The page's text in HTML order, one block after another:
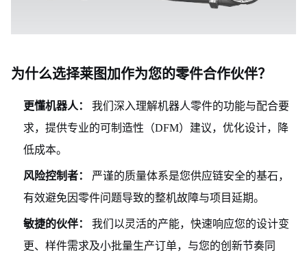
为什么选择莱图加作为您的零件合作伙伴？
更懂机器人：
我们深入理解机器人零件的功能与配合要
求，提供专业的可制造性（DFM）建议，优化设计，降
低成本。
风险控制者：
严谨的质量体系是您供应链安全的基石，
有效避免因零件问题导致的整机故障与项目延期。
敏捷的伙伴：
我们以灵活的产能，快速响应您的设计变
更、样件需求及小批量生产订单，与您的创新节奏同